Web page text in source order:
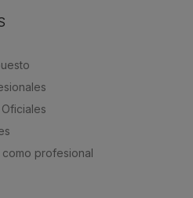
profesional